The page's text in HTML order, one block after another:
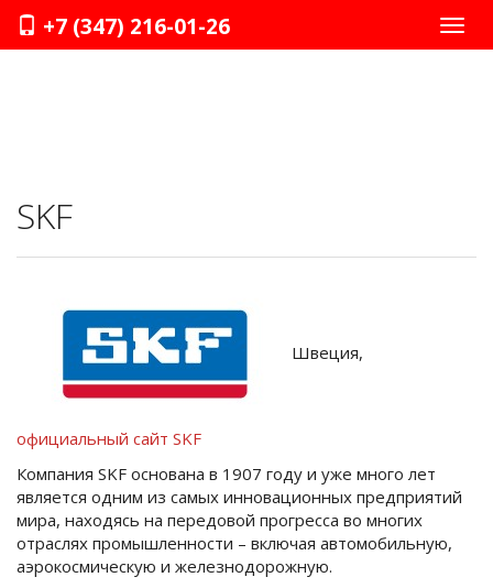
+7 (347) 216-01-26
SKF
Швеция,
официальный сайт SKF
Компания SKF основана в 1907 году и уже много лет
является одним из самых инновационных предприятий
мира, находясь на передовой прогресса во многих
отраслях промышленности – включая автомобильную,
аэрокосмическую и железнодорожную.